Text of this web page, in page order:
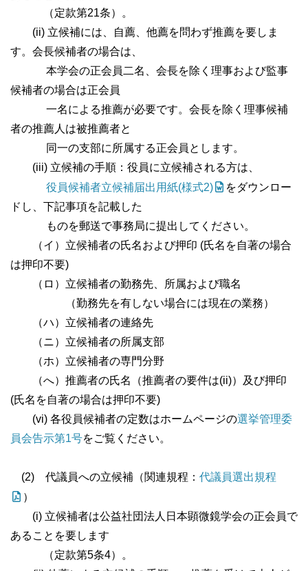
（定款第21条）。
(ii) 立候補には、自薦、他薦を問わず推薦を要しま
す。会長候補者の場合は、
本学会の正会員二名、会長を除く理事および監事
候補者の場合は正会員
一名による推薦が必要です。会長を除く理事候補
者の推薦人は被推薦者と
同一の支部に所属する正会員とします。
(iii) 立候補の手順：役員に立候補される方は、
役員候補者立候補届出用紙(様式2)
をダウンロー
ドし、下記事項を記載した
ものを郵送で事務局に提出してください。
（イ）立候補者の氏名および押印 (氏名を自著の場合
は押印不要)
（ロ）立候補者の勤務先、所属および職名
（勤務先を有しない場合には現在の業務）
（ハ）立候補者の連絡先
（ニ）立候補者の所属支部
（ホ）立候補者の専門分野
（へ）推薦者の氏名（推薦者の要件は(ii)）及び押印
(氏名を自著の場合は押印不要)
(vi) 各役員候補者の定数はホームページの選挙管理委
員会告示第1号をご覧ください。
(2) 代議員への立候補（関連規程： 代議員選出規程
）
(i) 立候補者は公益社団法人日本顕微鏡学会の正会員で
あることを要します
（定款第5条4）。